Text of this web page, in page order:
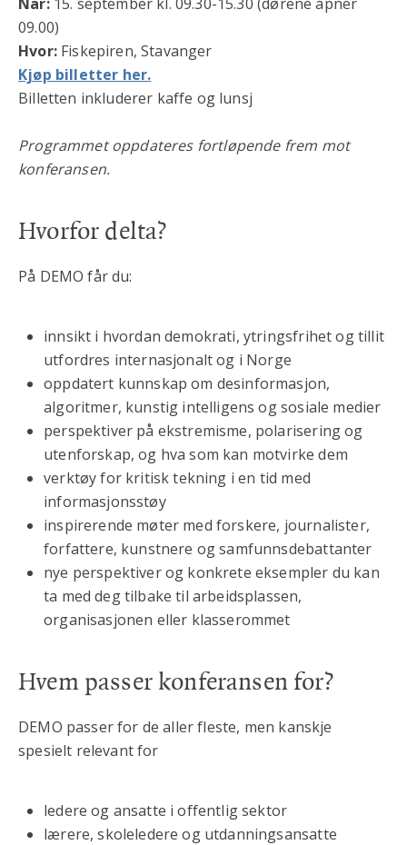
09.00)
Hvor: Fiskepiren, Stavanger
Kjøp billetter her.
Billetten inkluderer kaffe og lunsj
Programmet oppdateres fortløpende frem mot
konferansen.
Hvorfor delta?
På DEMO får du:
innsikt i hvordan demokrati, ytringsfrihet og tillit
utfordres internasjonalt og i Norge
oppdatert kunnskap om desinformasjon,
algoritmer, kunstig intelligens og sosiale medier
perspektiver på ekstremisme, polarisering og
utenforskap, og hva som kan motvirke dem
verktøy for kritisk tekning i en tid med
informasjonsstøy
inspirerende møter med forskere, journalister,
forfattere, kunstnere og samfunnsdebattanter
nye perspektiver og konkrete eksempler du kan
ta med deg tilbake til arbeidsplassen,
organisasjonen eller klasserommet
Hvem passer konferansen for?
DEMO passer for de aller fleste, men kanskje
spesielt relevant for
ledere og ansatte i offentlig sektor
lærere, skoleledere og utdanningsansatte